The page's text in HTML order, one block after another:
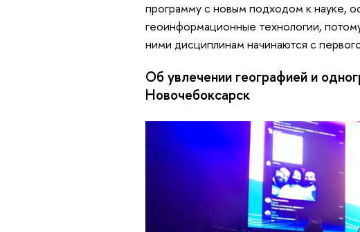
программу с новым подходом к науке,
геоинформационные технологии,
ними дисциплинам начинаются с
Об увлечении географией и
Новочебоксарск